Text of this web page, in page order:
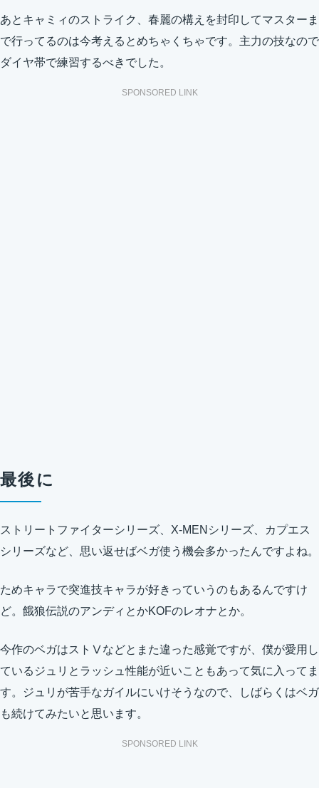
あとキャミィのストライク、春麗の構えを封印してマスターま
で行ってるのは今考えるとめちゃくちゃです。主力の技なので
ダイヤ帯で練習するべきでした。
SPONSORED LINK
最後に
ストリートファイターシリーズ、X-MENシリーズ、カプエス
シリーズなど、思い返せばベガ使う機会多かったんですよね。
ためキャラで突進技キャラが好きっていうのもあるんですけ
ど。餓狼伝説のアンディとかKOFのレオナとか。
今作のベガはストⅤなどとまた違った感覚ですが、僕が愛用し
ているジュリとラッシュ性能が近いこともあって気に入ってま
す。ジュリが苦手なガイルにいけそうなので、しばらくはベガ
も続けてみたいと思います。
SPONSORED LINK